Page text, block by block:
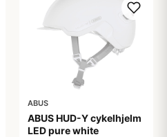
ABUS
ABUS HUD-Y cykelhjelm
LED pure white